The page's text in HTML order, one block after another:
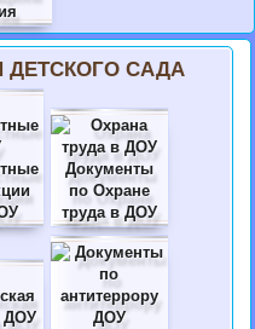
ДЕТСКОГО САДА
Документы
по Охране
труда в ДОУ